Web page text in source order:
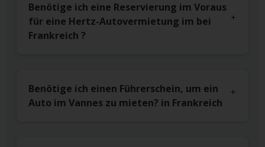
Benötige ich eine Reservierung im Voraus
für eine Hertz-Autovermietung im bei
Frankreich ?
Benötige ich einen Führerschein, um ein
Auto im Vannes zu mieten? in Frankreich